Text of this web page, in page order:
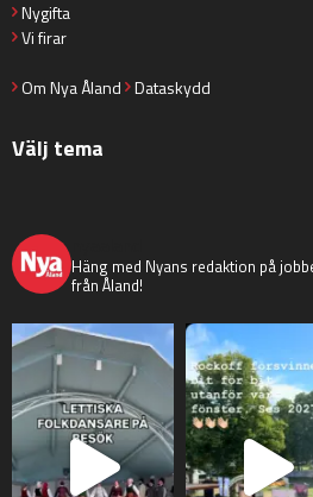
Nygifta
Vi firar
Om Nya Åland Dataskydd
Välj tema
Häng med Nyans redaktion på
från Åland!